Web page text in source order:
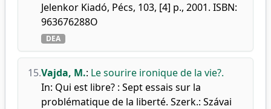
Jelenkor Kiadó, Pécs, 103, [4] p., 2001. ISBN:
963676288O
DEA
15.Vajda, M.: Le sourire ironique de la vie?.
In: Qui est libre? : Sept essais sur la
problématique de la liberté. Szerk.: Szávai